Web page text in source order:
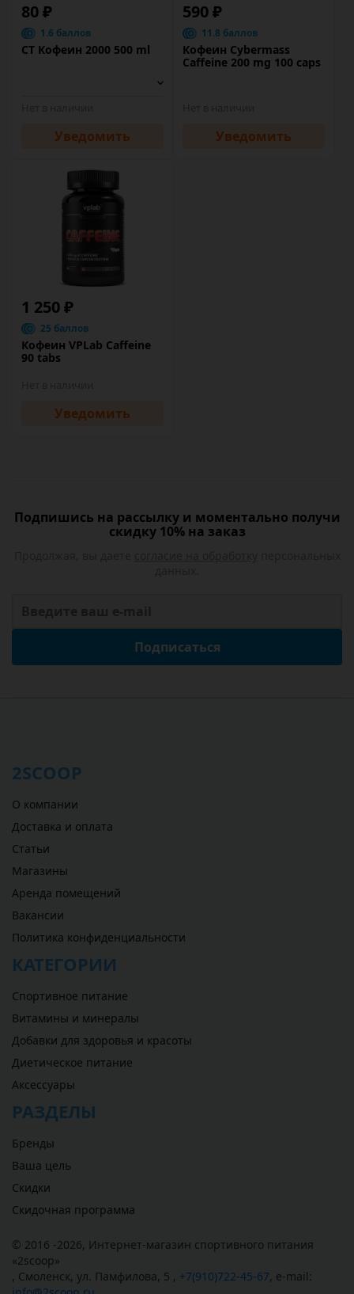
80 ₽
1.6 баллов
CT Кофеин 2000 500 ml
Уведомить
590 ₽
11.8 баллов
Кофеин Cybermass
Caffeine 200 mg 100 caps
Уведомить
1 250 ₽
25 баллов
Кофеин VPLab Caffeine
90 tabs
Уведомить
Подпишись на рассылку и моментально получи
скидку 10% на заказ
Подписаться
2SCOOP
О компании
Доставка и оплата
Статьи
Магазины
Аренда помещений
Вакансии
Политика конфиденциальности
КАТЕГОРИИ
Спортивное питание
Витамины и минералы
Добавки для здоровья и красоты
Диетическое питание
Аксессуары
РАЗДЕЛЫ
Бренды
Ваша цель
Скидки
Скидочная программа
© 2016 -2026, Интернет-магазин спортивного питания
«2scoop»
, Смоленск, ул. Памфилова, 5 , +7(910)722-45-67, e-mail: